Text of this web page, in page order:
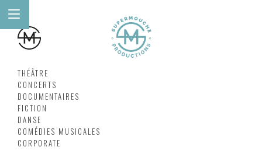
THÉÂTRE
CONCERTS
DOCUMENTAIRES
FICTION
DANSE
COMÉDIES MUSICALES
CORPORATE